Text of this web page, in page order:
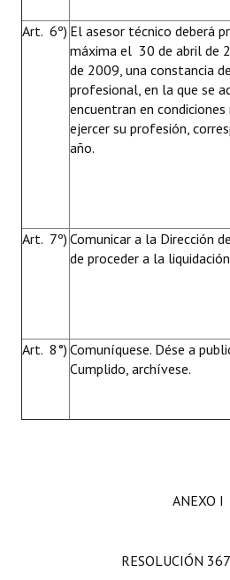
Art. 6º) El asesor técnico deberá
máxima el 30 de abril de
de 2009, una constancia
profesional, en la que se
encuentran en
ejercer su profesión,
año.
Art. 7º) Comunicar a la Dirección
de proceder a la
Art. 8°) Comuníquese. Dése a
Cumplido, archívese.
ANEXO I
RESOLUCIÓN